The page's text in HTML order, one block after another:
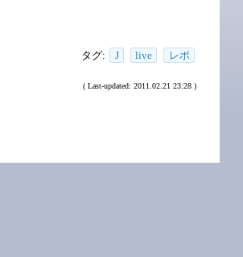
タグ: J live レポ
( Last-updated: 2011.02.21 23:28 )